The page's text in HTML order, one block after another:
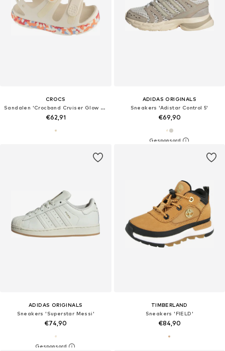
CROCS
Sandalen 'Crocband Cruiser Glow Confetti Band'
€62,91
ADIDAS ORIGINALS
Sneakers 'Adistar Control 5'
€69,90
ADIDAS ORIGINALS
Sneakers 'Superstar Messi'
€74,90
TIMBERLAND
Sneakers 'FIELD'
€84,90